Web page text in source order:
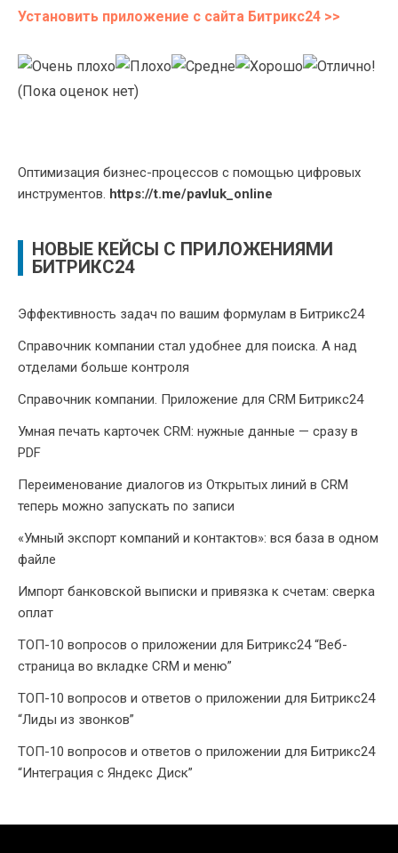
Установить приложение с сайта Битрикс24 >>
(Пока оценок нет)
Оптимизация бизнес-процессов с помощью цифровых
инструментов. https://t.me/pavluk_online
НОВЫЕ КЕЙСЫ С ПРИЛОЖЕНИЯМИ
БИТРИКС24
Эффективность задач по вашим формулам в Битрикс24
Справочник компании стал удобнее для поиска. А над
отделами больше контроля
Справочник компании. Приложение для CRM Битрикс24
Умная печать карточек CRM: нужные данные — сразу в
PDF
Переименование диалогов из Открытых линий в CRM
теперь можно запускать по записи
«Умный экспорт компаний и контактов»: вся база в одном
файле
Импорт банковской выписки и привязка к счетам: сверка
оплат
ТОП-10 вопросов о приложении для Битрикс24 “Веб-
страница во вкладке CRM и меню”
ТОП-10 вопросов и ответов о приложении для Битрикс24
“Лиды из звонков”
ТОП-10 вопросов и ответов о приложении для Битрикс24
“Интеграция с Яндекс Диск”